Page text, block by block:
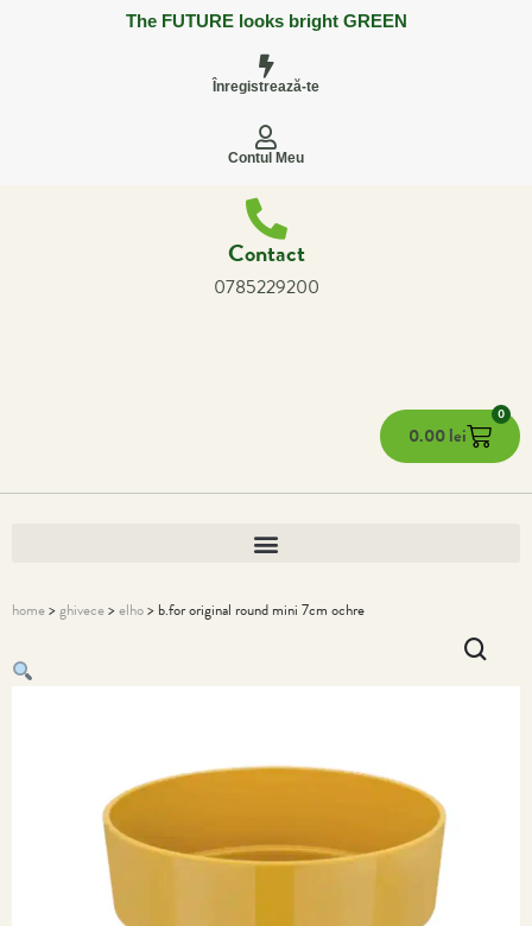
The FUTURE looks bright GREEN
Înregistrează-te
Contul Meu
Contact
0785229200
0.00lei
0
home>ghivece>elho> b.for original round mini 7cm ochre